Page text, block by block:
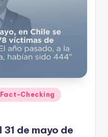
Fact-Checking
de mayo de